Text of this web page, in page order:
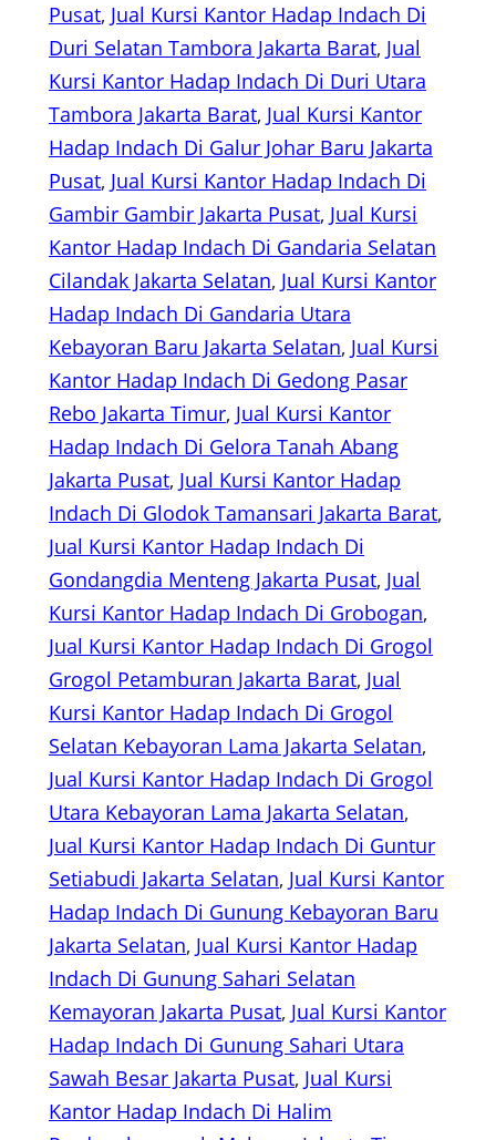
Pusat, Jual Kursi Kantor Hadap Indach Di
Duri Selatan Tambora Jakarta Barat, Jual
Kursi Kantor Hadap Indach Di Duri Utara
Tambora Jakarta Barat, Jual Kursi Kantor
Hadap Indach Di Galur Johar Baru Jakarta
Pusat, Jual Kursi Kantor Hadap Indach Di
Gambir Gambir Jakarta Pusat, Jual Kursi
Kantor Hadap Indach Di Gandaria Selatan
Cilandak Jakarta Selatan, Jual Kursi Kantor
Hadap Indach Di Gandaria Utara
Kebayoran Baru Jakarta Selatan, Jual Kursi
Kantor Hadap Indach Di Gedong Pasar
Rebo Jakarta Timur, Jual Kursi Kantor
Hadap Indach Di Gelora Tanah Abang
Jakarta Pusat, Jual Kursi Kantor Hadap
Indach Di Glodok Tamansari Jakarta Barat
Jual Kursi Kantor Hadap Indach Di
Gondangdia Menteng Jakarta Pusat, Jual
Kursi Kantor Hadap Indach Di Grobogan
Jual Kursi Kantor Hadap Indach Di Grogol
Grogol Petamburan Jakarta Barat, Jual
Kursi Kantor Hadap Indach Di Grogol
Selatan Kebayoran Lama Jakarta Selatan
Jual Kursi Kantor Hadap Indach Di Grogol
Utara Kebayoran Lama Jakarta Selatan
Jual Kursi Kantor Hadap Indach Di Guntur
Setiabudi Jakarta Selatan, Jual Kursi Kantor
Hadap Indach Di Gunung Kebayoran Baru
Jakarta Selatan, Jual Kursi Kantor Hadap
Indach Di Gunung Sahari Selatan
Kemayoran Jakarta Pusat, Jual Kursi Kantor
Hadap Indach Di Gunung Sahari Utara
Sawah Besar Jakarta Pusat, Jual Kursi
Kantor Hadap Indach Di Halim